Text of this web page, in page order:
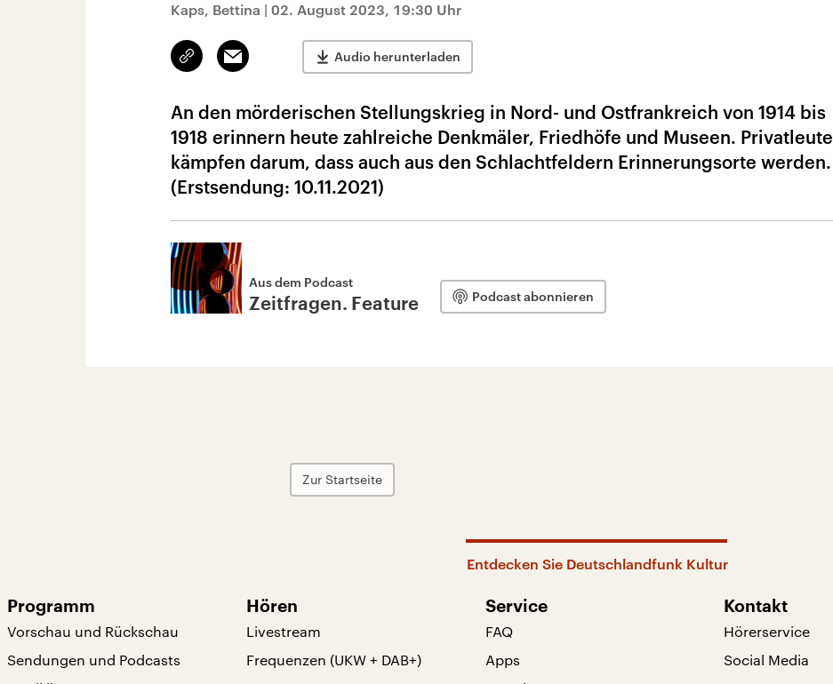
Kaps, Bettina | 02. August 2023, 19:30 Uhr
Link
kopieren/teilen
Email Audio herunterladen
An den mörderischen Stellungskrieg in Nord- und Ostfrankreich von 1914 bis
1918 erinnern heute zahlreiche Denkmäler, Friedhöfe und Museen. Privatleute
kämpfen darum, dass auch aus den Schlachtfeldern Erinnerungsorte werden.
(Erstsendung: 10.11.2021)
Aus dem Podcast
Zeitfragen. Feature Podcast abonnieren
Zur Startseite
Entdecken Sie Deutschlandfunk Kultur
Programm
Vorschau und Rückschau
Sendungen und Podcasts
Hören
Livestream
Frequenzen (UKW + DAB+)
Service
FAQ
Apps
Kontakt
Hörerservice
Social Media